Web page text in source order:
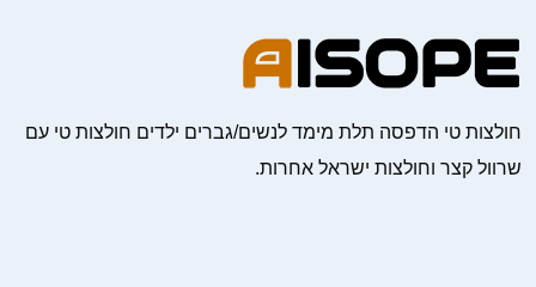
חולצות טי הדפסה תלת מימד לנשים/גברים ילדים חולצות טי עם
שרוול קצר וחולצות ישראל אחרות.